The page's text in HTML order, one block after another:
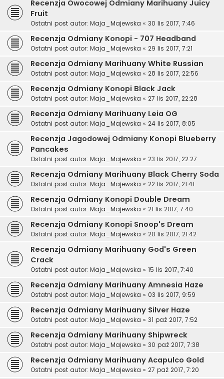
Recenzja Owocowej Odmiany Marihuany Juicy
Fruit
Ostatni post autor: Maja_Majewska « 30 lis 2017, 7:46
Recenzja Odmiany Konopi - 707 Headband
Ostatni post autor: Maja_Majewska « 29 lis 2017, 7:21
Recenzja Odmiany Marihuany White Russian
Ostatni post autor: Maja_Majewska « 28 lis 2017, 22:56
Recenzja Odmiany Konopi Black Jack
Ostatni post autor: Maja_Majewska « 27 lis 2017, 22:28
Recenzja Odmiany Marihuany Leia OG
Ostatni post autor: Maja_Majewska « 24 lis 2017, 8:05
Recenzja Jagodowej Odmiany Konopi Blueberry
Pancakes
Ostatni post autor: Maja_Majewska « 23 lis 2017, 22:27
Recenzja Odmiany Marihuany Black Cherry Soda
Ostatni post autor: Maja_Majewska « 22 lis 2017, 21:41
Recenzja Odmiany Konopi Double Dream
Ostatni post autor: Maja_Majewska « 21 lis 2017, 7:40
Recenzja Odmiany Konopi Snoop's Dream
Ostatni post autor: Maja_Majewska « 20 lis 2017, 21:42
Recenzja Odmiany Marihuany God's Green
Crack
Ostatni post autor: Maja_Majewska « 15 lis 2017, 7:40
Recenzja Odmiany Marihuany Amnesia Haze
Ostatni post autor: Maja_Majewska « 03 lis 2017, 9:59
Recenzja Odmiany Marihuany Silver Haze
Ostatni post autor: Maja_Majewska « 31 paź 2017, 7:52
Recenzja Odmiany Marihuany Shipwreck
Ostatni post autor: Maja_Majewska « 30 paź 2017, 7:38
Recenzja Odmiany Marihuany Acapulco Gold
Ostatni post autor: Maja_Majewska « 27 paź 2017, 7:20